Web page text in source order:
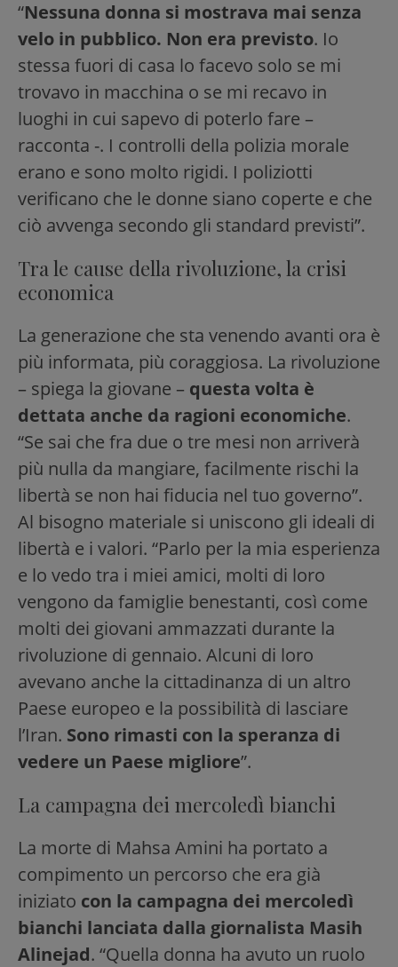
“Nessuna donna si mostrava mai senza
velo in pubblico. Non era previsto. Io
stessa fuori di casa lo facevo solo se mi
trovavo in macchina o se mi recavo in
luoghi in cui sapevo di poterlo fare –
racconta -. I controlli della polizia morale
erano e sono molto rigidi. I poliziotti
verificano che le donne siano coperte e che
ciò avvenga secondo gli standard previsti”.
Tra le cause della rivoluzione, la crisi
economica
La generazione che sta venendo avanti ora è
più informata, più coraggiosa. La rivoluzione
– spiega la giovane – questa volta è
dettata anche da ragioni economiche.
“Se sai che fra due o tre mesi non arriverà
più nulla da mangiare, facilmente rischi la
libertà se non hai fiducia nel tuo governo”.
Al bisogno materiale si uniscono gli ideali di
libertà e i valori. “Parlo per la mia esperienza
e lo vedo tra i miei amici, molti di loro
vengono da famiglie benestanti, così come
molti dei giovani ammazzati durante la
rivoluzione di gennaio. Alcuni di loro
avevano anche la cittadinanza di un altro
Paese europeo e la possibilità di lasciare
l’Iran. Sono rimasti con la speranza di
vedere un Paese migliore”.
La campagna dei mercoledì bianchi
La morte di Mahsa Amini ha portato a
compimento un percorso che era già
iniziato con la campagna dei mercoledì
bianchi lanciata dalla giornalista Masih
Alinejad. “Quella donna ha avuto un ruolo